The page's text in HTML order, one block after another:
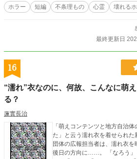
ホラー 短編 不条理もの 心霊 壊れる
最終更新日
16
“濡れ”衣なのに、何故、こんなに萌
る？
蓮實長治
「萌えコンテンツと地方自治
た」と云う濡れ衣を着せられ
団体の広報担当者は、濡れ衣
後日の方向に……。 「なろう」